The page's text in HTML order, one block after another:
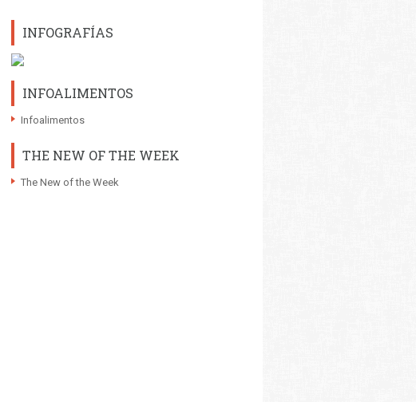
INFOGRAFÍAS
INFOALIMENTOS
Infoalimentos
THE NEW OF THE WEEK
The New of the Week